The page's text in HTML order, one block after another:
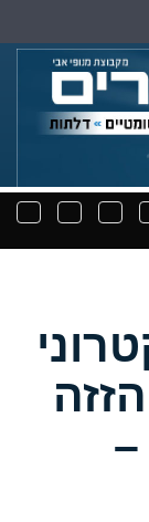
תפריט
יצירת
תפריט
חיפוש